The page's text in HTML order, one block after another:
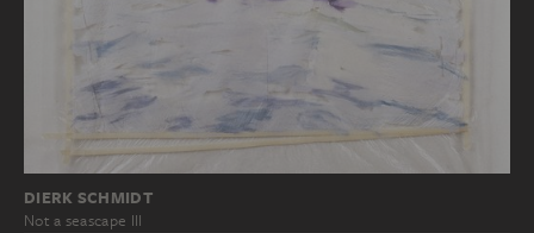
DIERK SCHMIDT
Not a seascape III